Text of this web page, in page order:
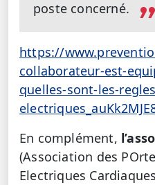
poste concerné.
https://
collaborateur-est-
quelles-sont-les-
En complément,
(Association des
Electriques